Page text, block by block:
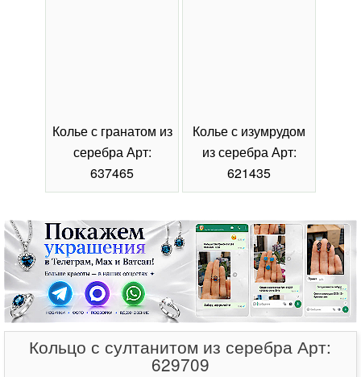
Колье с гранатом из
серебра Арт:
637465
Колье с изумрудом
из серебра Арт:
621435
Кольцо с султанитом из серебра Арт:
629709